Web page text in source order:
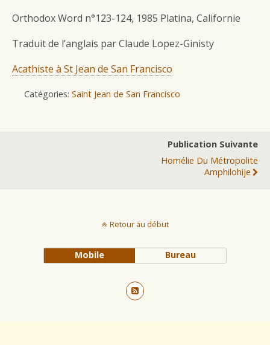
Orthodox Word n°123-124, 1985 Platina, Californie
Traduit de l’anglais par Claude Lopez-Ginisty
Acathiste à St Jean de San Francisco
Catégories: Saint Jean de San Francisco
Publication Suivante
Homélie Du Métropolite
Amphilohije
Retour au début
Mobile Bureau